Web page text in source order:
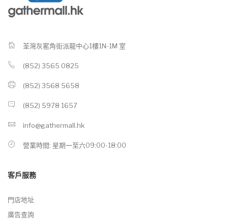
荃灣灰窰角街派龍中心1樓1N-1M 室
(852) 3565 0825
(852) 3568 5658
(852) 5978 1657
info@gathermall.hk
營業時間: 星期一至六09:00-18:00
客戶服務
門店地址
廣告查詢